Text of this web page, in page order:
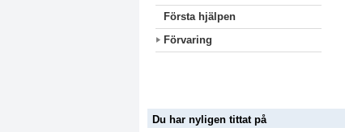
Första hjälpen
Förvaring
Du har nyligen tittat på